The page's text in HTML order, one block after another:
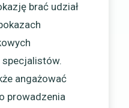
brać udział
angażować
prowadzenia